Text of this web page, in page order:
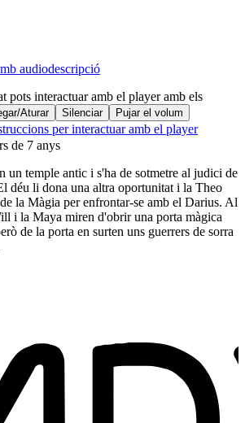
audiodescripció
pots interactuar amb el player amb els
Aturar Silenciar
Pujar el volum
per interactuar amb el player
un temple antic i s'ha de sotmetre al judici de
déu li dona una altra oportunitat i la Theo
la Màgia per enfrontar-se amb el Darius. Al
i la Maya miren d'obrir una porta màgica
de la porta en surten uns guerrers de sorra